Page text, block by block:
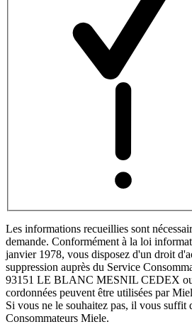
Les informations recueillies sont
demande. Conformément à la loi
janvier 1978, vous disposez d'un droit
suppression auprès du Service
93151 LE BLANC MESNIL CEDEX
cordonnées peuvent être utilisées par
Si vous ne le souhaitez pas, il vous suffit
Consommateurs Miele.